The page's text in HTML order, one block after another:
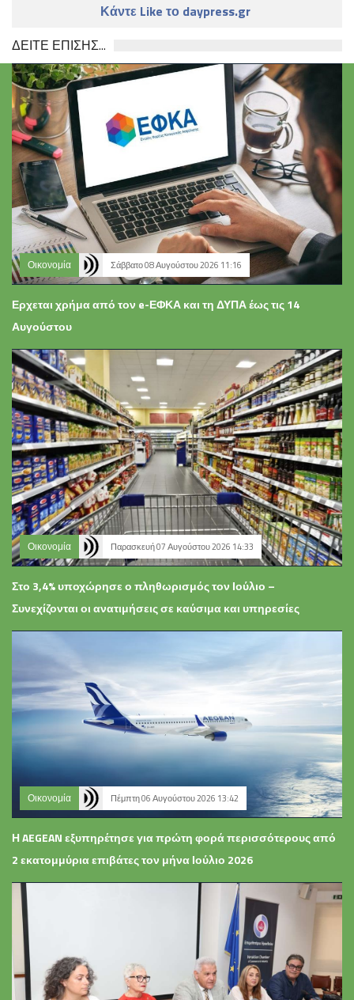
Κάντε Like το daypress.gr
ΔΕΙΤΕ ΕΠΙΣΗΣ...
Οικονομία Σάββατο 08 Αυγούστου 2026 11:16
Ερχεται χρήμα από τον e-ΕΦΚΑ και τη ΔΥΠΑ έως τις 14
Αυγούστου
Οικονομία Παρασκευή 07 Αυγούστου 2026 14:33
Στο 3,4% υποχώρησε ο πληθωρισμός τον Ιούλιο –
Συνεχίζονται οι ανατιμήσεις σε καύσιμα και υπηρεσίες
Οικονομία Πέμπτη 06 Αυγούστου 2026 13:42
Η AEGEAN εξυπηρέτησε για πρώτη φορά περισσότερους από
2 εκατομμύρια επιβάτες τον μήνα Ιούλιο 2026